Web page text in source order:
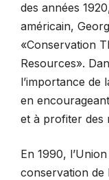
des années
américain,
«Conservation
Resources».
l’importance de
en
et à profiter des
En 1990,
conservation de